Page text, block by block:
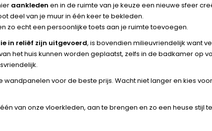
aankleden en in de ruimte van je keuze een nieuwe sfeer
deel van je muur in één keer te bekleden.
zo echt een persoonlijke toets aan je ruimte toevoegen.
in reliëf zijn uitgevoerd, is bovendien milieuvriendelijk want
het huis kunnen worden geplaatst, zelfs in de badkamer op
voor de beste prijs. Wacht niet langer en kies
van onze vloerkleden, aan te brengen en zo een heuse stijl